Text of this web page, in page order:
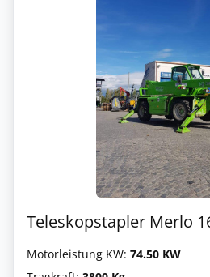
Teleskopstapler Merlo
Motorleistung KW: 74.50 KW